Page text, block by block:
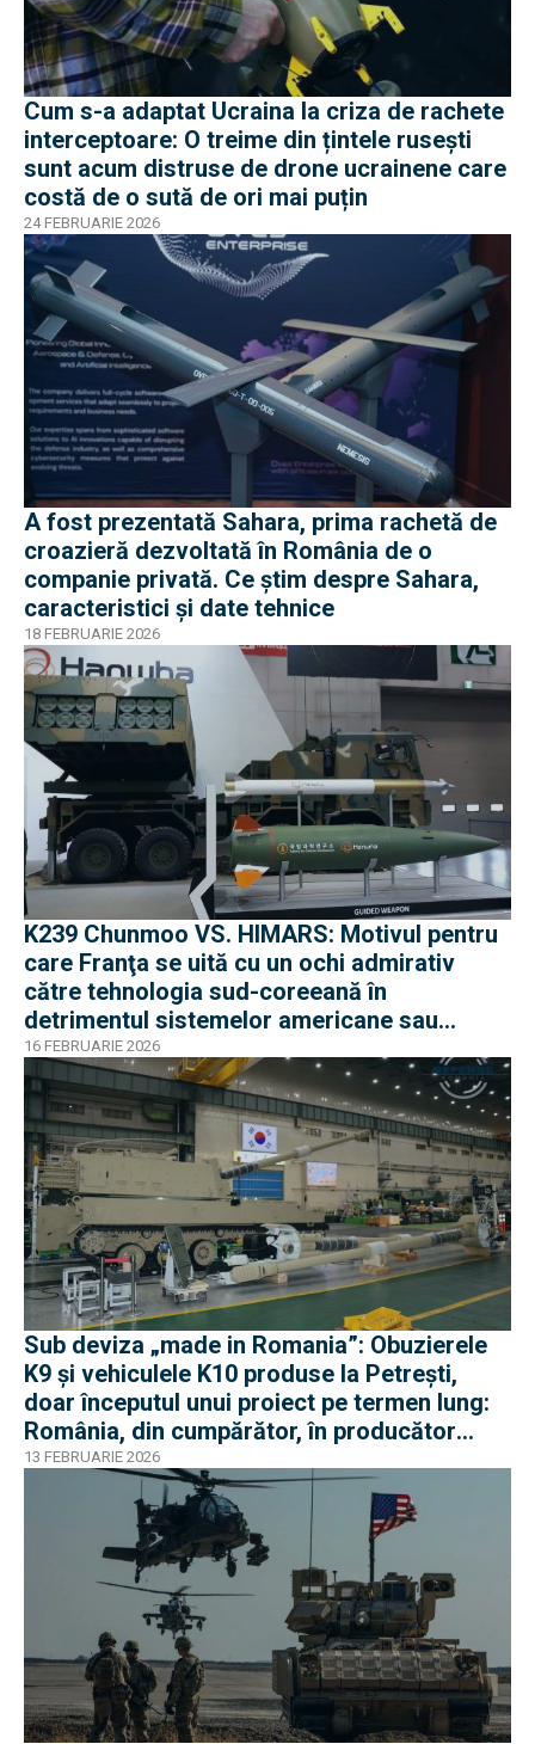
Cum s-a adaptat Ucraina la criza de rachete
interceptoare: O treime din țintele rusești
sunt acum distruse de drone ucrainene care
costă de o sută de ori mai puțin
24 FEBRUARIE 2026
A fost prezentată Sahara, prima rachetă de
croazieră dezvoltată în România de o
companie privată. Ce știm despre Sahara,
caracteristici și date tehnice
18 FEBRUARIE 2026
K239 Chunmoo VS. HIMARS: Motivul pentru
care Franţa se uită cu un ochi admirativ
către tehnologia sud-coreeană în
detrimentul sistemelor americane sau
indiene
16 FEBRUARIE 2026
Sub deviza „made in Romania”: Obuzierele
K9 și vehiculele K10 produse la Petrești,
doar începutul unui proiect pe termen lung:
România, din cumpărător, în producător
pentru Europa
13 FEBRUARIE 2026